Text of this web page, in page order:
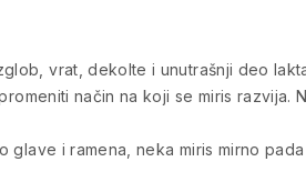
vrat, dekolte i unutrašnji deo
način na koji se miris razvija.
i ramena, neka miris mirno